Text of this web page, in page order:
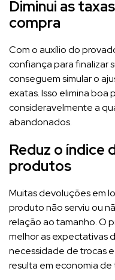
Diminui as
compra
Com o auxílio do
confiança para finalizar
conseguem simular o
exatas. Isso elimina boa
consideravelmente a
abandonados.
Reduz o índice
produtos
Muitas devoluções em
produto não serviu ou
relação ao tamanho. O
melhor as expectativas
necessidade de trocas
resulta em economia